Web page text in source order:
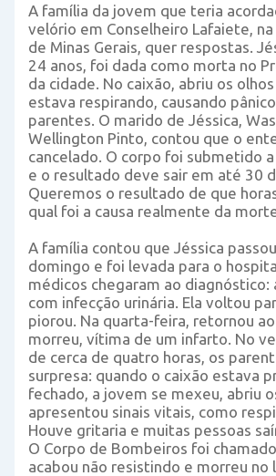
A família da jovem que teria
velório em Conselheiro Lafaiete,
de Minas Gerais, quer respostas.
24 anos, foi dada como morta no
da cidade. No caixão, abriu os
estava respirando, causando
parentes. O marido de Jéssica,
Wellington Pinto, contou que o
cancelado. O corpo foi submetido
e o resultado deve sair em até 30
Queremos o resultado de que
qual foi a causa realmente da
A família contou que Jéssica
domingo e foi levada para o
médicos chegaram ao diagnóstico:
com infecção urinária. Ela voltou
piorou. Na quarta-feira, retornou
morreu, vítima de um infarto. No
de cerca de quatro horas, os
surpresa: quando o caixão estava
fechado, a jovem se mexeu, abriu
apresentou sinais vitais, como
Houve gritaria e muitas pessoas
O Corpo de Bombeiros foi
acabou não resistindo e morreu no